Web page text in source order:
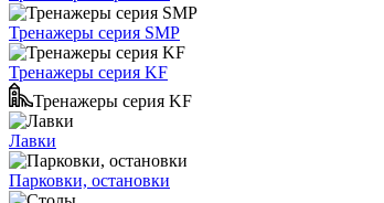
Тренажеры серия SMP
Тренажеры серия KF
Тренажеры серия KF
Лавки
Парковки, остановки